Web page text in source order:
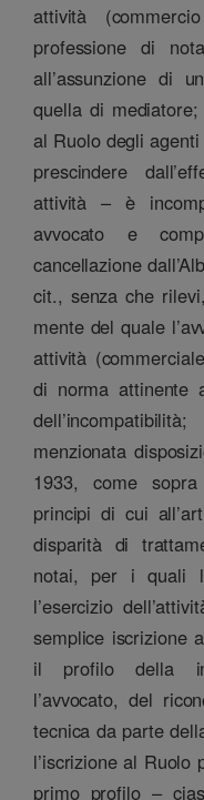
attività
professione di
all’assunzione di
quella di
al Ruolo degli
prescindere
attività – è
avvocato e
cancellazione
cit., senza che
mente del quale
attività
di norma attinente
menzionata
1933, come
principi di cui
disparità di
notai, per i quali
l’esercizio
semplice iscrizione
il profilo della
l’avvocato, del
tecnica da parte
l’iscrizione al
primo profilo –